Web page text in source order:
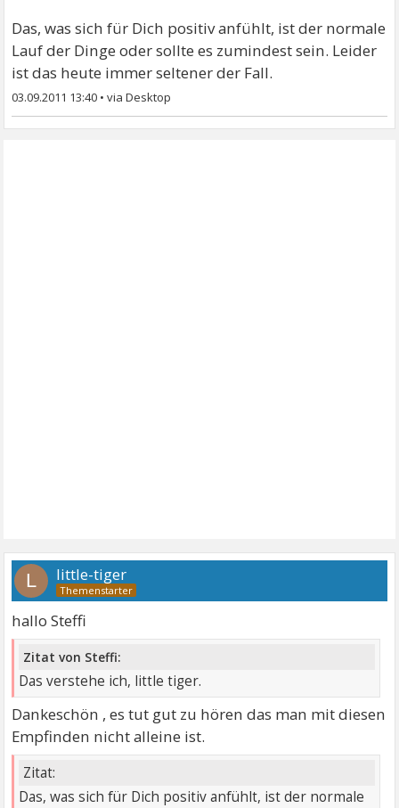
Das, was sich für Dich positiv anfühlt, ist der normale
Lauf der Dinge oder sollte es zumindest sein. Leider
ist das heute immer seltener der Fall.
03.09.2011 13:40 •
L little-tiger
hallo Steffi
Zitat von Steffi:
Das verstehe ich, little tiger.
Dankeschön , es tut gut zu hören das man mit diesen
Empfinden nicht alleine ist.
Zitat:
Das, was sich für Dich positiv anfühlt, ist der normale